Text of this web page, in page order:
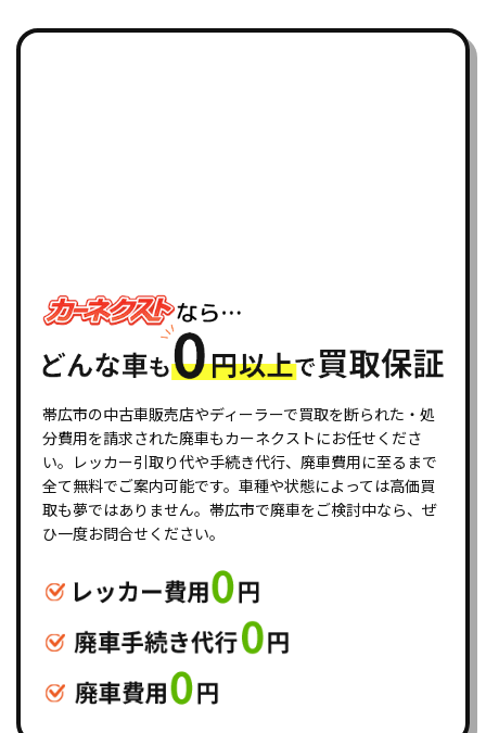
帯広市の中古車販売店やディーラーで買取を断られた・処
分費用を請求された廃車もカーネクストにお任せくださ
い。レッカー引取り代や手続き代行、廃車費用に至るまで
全て無料でご案内可能です。車種や状態によっては高価買
取も夢ではありません。帯広市で廃車をご検討中なら、ぜ
ひ一度お問合せください。